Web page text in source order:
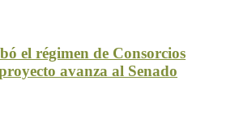
el régimen de Consorcios
avanza al Senado